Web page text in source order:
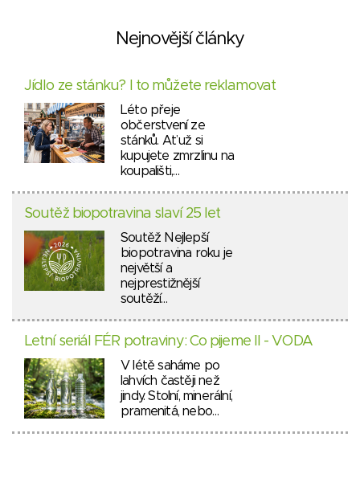
Nejnovější články
Jídlo ze stánku? I to můžete reklamovat
Léto přeje
občerstvení ze
stánků. Ať už si
kupujete zmrzlinu na
koupališti,…
Soutěž biopotravina slaví 25 let
Soutěž Nejlepší
biopotravina roku je
největší a
nejprestižnější
soutěží…
Letní seriál FÉR potraviny: Co pijeme II - VODA
V létě saháme po
lahvích častěji než
jindy. Stolní, minerální,
pramenitá, nebo…